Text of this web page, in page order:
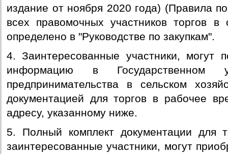
издание от ноября 2020 года) (Правила
всех правомочных участников торгов в
определено в "Руководстве по закупкам".
4. Заинтересованные участники, могут
информацию в Государственном
предпринимательства в сельском
документацией для торгов в рабочее
адресу, указанному ниже.
5. Полный комплект документации для
заинтересованные участники, могут